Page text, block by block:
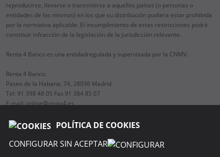
POLÍTICA DE COOKIES
CONFIGURAR SIN ACEPTAR
reproducirse, llevarse o transmitirse a aquellos países (o personas o
entidades de los mismos) en los que su distribución pudiera estar prohibida
por la normativa aplicable. El incumplimiento de estas restricciones podrá
constituir infracción de la legislación de la jurisdicción relevante.
Renta 4 Banco es una entidadregulada y supervisada por la CNMV.
Renta 4 Banco.
Paseo de la Habana, 74, 28036 Madrid
Tel: 91 398 48 05 Fax 91 384 85 07
E-mail: online@renta4.es